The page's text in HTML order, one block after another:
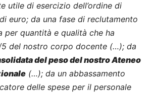
utile di esercizio dell’ordine di
euro; da una fase di reclutamento
per quantità e qualità che ha
del nostro corpo docente (…); da
del peso del nostro Ateneo
(…); da un abbassamento
delle spese per il personale